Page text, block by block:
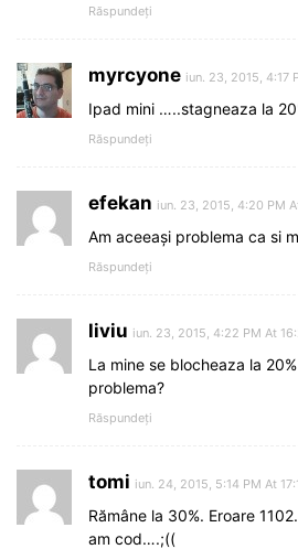
Răspundeți
myrcyone iun. 23, 2015, 4:17
Ipad mini …..stagneaza la
Răspundeți
efekan iun. 23, 2015, 4:20 PM
Am aceeași problema ca si
Răspundeți
liviu iun. 23, 2015, 4:22 PM At
La mine se blocheaza la
problema?
Răspundeți
tomi iun. 24, 2015, 5:14 PM At
Rămâne la 30%. Eroare
am cod….;((